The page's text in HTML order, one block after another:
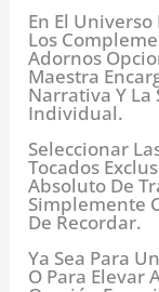
En El
Los
Adornos
Maestra
Narrativa Y La
Individual.
Seleccionar
Tocados
Absoluto De
Simplemente
De Recordar.
Ya Sea Para
O Para Elevar